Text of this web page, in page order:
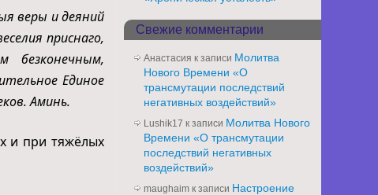
веры и деяний
приснаго,
Единое
Аминь.
и при тяжёлых
Свежие комментарии
Анастасия к записи Молитва
Нового Времени «О
трансмутации последствий
негативных воздействий»
Lushik17 к записи Молитва Нового
Времени «О трансмутации
последствий негативных
воздействий»
maughaim к записи Настроение